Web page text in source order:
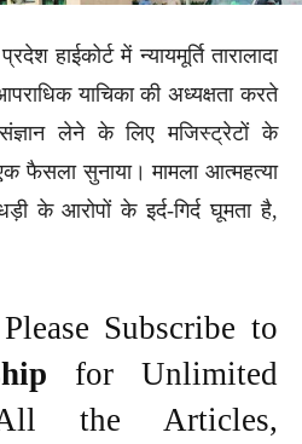
हाईकोर्ट में न्यायमूर्ति तारालादा
याचिका की अध्यक्षता करते
लेने के लिए मजिस्ट्रेटों के
फैसला सुनाया। मामला आत्महत्या
के आरोपों के इर्द-गिर्द घूमता है,
Subscribe to
for Unlimited
the Articles,